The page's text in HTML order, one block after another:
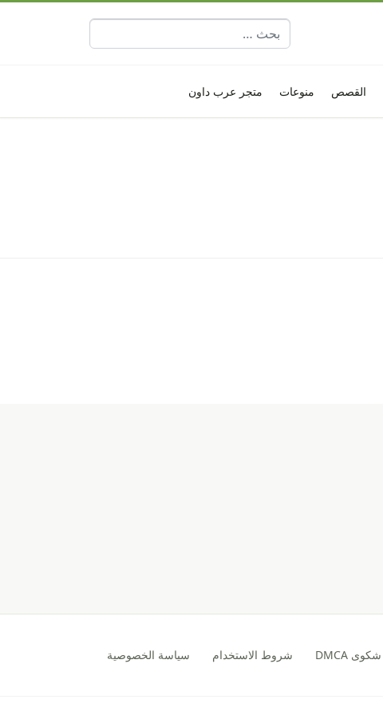
البحث عن:
القصص منوعات متجر عرب داون
شكوى DMCA شروط الاستخدام سياسة الخصوصية